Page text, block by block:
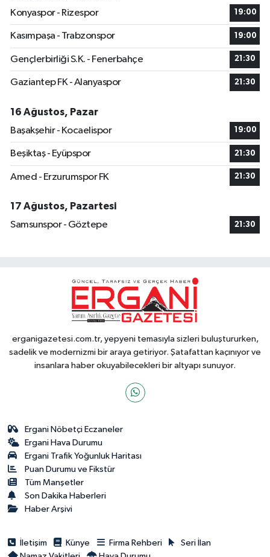
Konyaspor - Rizespor
19:00
Kasımpaşa - Trabzonspor 19:00
Gençlerbirliği S.K. - Fenerbahçe 21:30
Gaziantep FK - Alanyaspor 21:30
16 Ağustos, Pazar
Başakşehir - Kocaelispor
19:00
Beşiktaş - Eyüpspor 21:30
Amed - Erzurumspor FK 21:30
17 Ağustos, Pazartesi
Samsunspor - Göztepe
21:30
erganigazetesi.com.tr, yepyeni temasıyla sizleri buluştururken,
sadelik ve modernizmi bir araya getiriyor. Şatafattan kaçınıyor ve
insanlara haber okuyabilecekleri bir altyapı sunuyor.
Ergani Nöbetçi Eczaneler
Ergani Hava Durumu
Ergani Trafik Yoğunluk Haritası
Puan Durumu ve Fikstür
Tüm Manşetler
Son Dakika Haberleri
Haber Arşivi
İletişim Künye Firma Rehberi
Seri İlan